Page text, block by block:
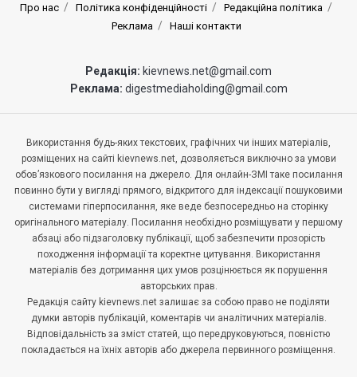
Про нас Політика конфіденційності
Редакційна політика
Реклама
Наші контакти
Редакція: kievnews.net@gmail.com
Реклама: digestmediaholding@gmail.com
Використання будь-яких текстових, графічних чи інших матеріалів,
розміщених на сайті kievnews.net, дозволяється виключно за умови
обов’язкового посилання на джерело. Для онлайн-ЗМІ таке посилання
повинно бути у вигляді прямого, відкритого для індексації пошуковими
системами гіперпосилання, яке веде безпосередньо на сторінку
оригінального матеріалу. Посилання необхідно розміщувати у першому
абзаці або підзаголовку публікації, щоб забезпечити прозорість
походження інформації та коректне цитування. Використання
матеріалів без дотримання цих умов розцінюється як порушення
авторських прав.
Редакція сайту kievnews.net залишає за собою право не поділяти
думки авторів публікацій, коментарів чи аналітичних матеріалів.
Відповідальність за зміст статей, що передруковуються, повністю
покладається на їхніх авторів або джерела первинного розміщення.